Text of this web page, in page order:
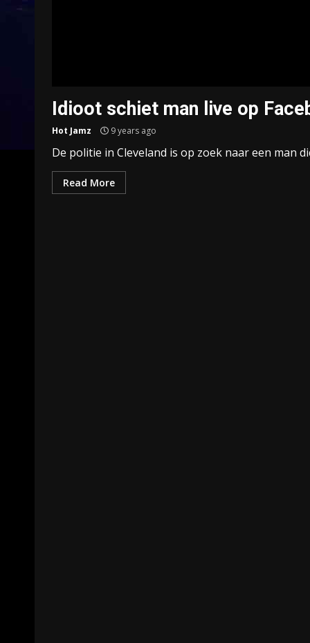
Idioot schiet man live op
Hot Jamz 9 years ago
De politie in Cleveland is op zoek naar een man
Read More